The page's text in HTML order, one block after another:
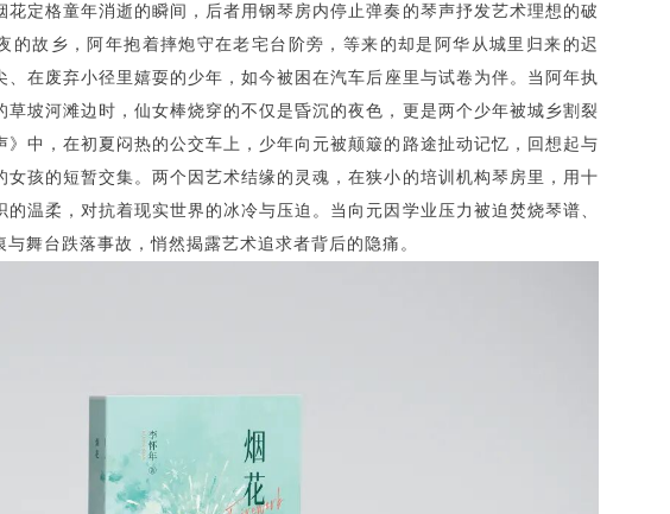
花定格童年消逝的瞬间，后者用钢琴房内停止弹奏的琴声抒发艺术理想的破
的故乡，阿年抱着摔炮守在老宅台阶旁，等来的却是阿华从城里归来的迟
、在废弃小径里嬉耍的 少年，如今被困在汽车后座里与试卷为伴。当阿年执
草坡河滩边时，仙女棒烧穿的不仅是昏沉的夜色，更是两个少年被城乡割裂
》中，在初夏闷热的公交车上，少年向元被颠簸的 路途扯动记忆，回想起与
女孩的短暂交集。两个因艺术结缘的灵魂，在狭小的培训机构琴房里，用十
温柔，对抗着现实世界的冰冷与压迫。当向元因学业压力被迫焚烧琴谱、
舞台跌落事故，悄然揭露艺术追求者背后的隐痛。